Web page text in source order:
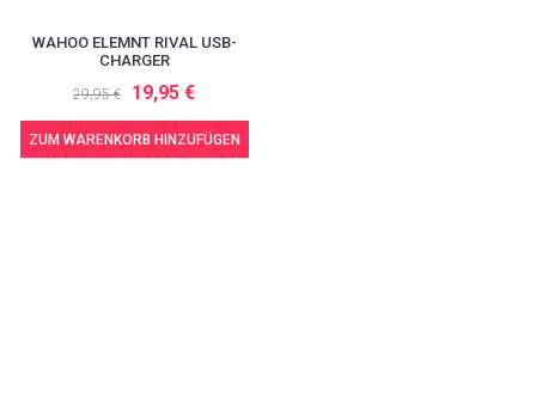
WAHOO ELEMNT RIVAL USB-
CHARGER
29,95 € 19,95 €
ZUM WARENKORB HINZUFÜGEN